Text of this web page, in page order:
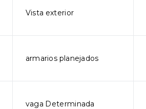
Vista exterior
armarios planejados
vaga Determinada